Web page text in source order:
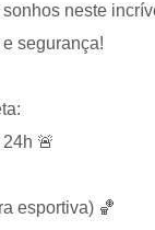
neste
segurança!
🚨
esportiva) 🏀